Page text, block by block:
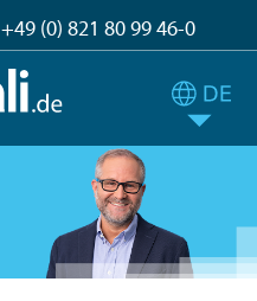
+49 (0) 821 80 99 46-0